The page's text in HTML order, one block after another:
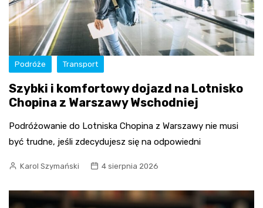
Podróże Transport
Szybki i komfortowy dojazd na Lotnisko
Chopina z Warszawy Wschodniej
Podróżowanie do Lotniska Chopina z Warszawy nie musi
być trudne, jeśli zdecydujesz się na odpowiedni
Karol Szymański 4 sierpnia 2026